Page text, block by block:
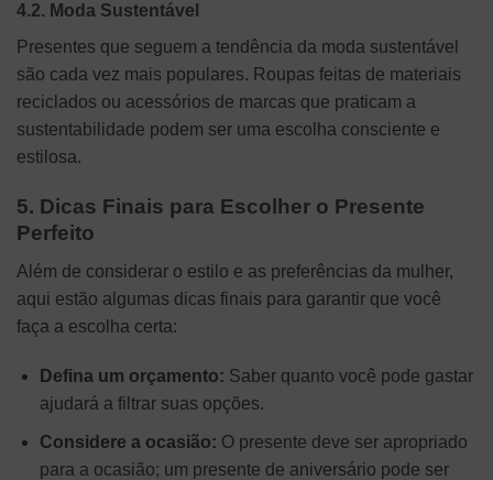
4.2. Moda Sustentável
Presentes que seguem a tendência da moda sustentável
são cada vez mais populares. Roupas feitas de materiais
reciclados ou acessórios de marcas que praticam a
sustentabilidade podem ser uma escolha consciente e
estilosa.
5. Dicas Finais para Escolher o Presente
Perfeito
Além de considerar o estilo e as preferências da mulher,
aqui estão algumas dicas finais para garantir que você
faça a escolha certa:
Defina um orçamento: Saber quanto você pode gastar
ajudará a filtrar suas opções.
Considere a ocasião: O presente deve ser apropriado
para a ocasião; um presente de aniversário pode ser